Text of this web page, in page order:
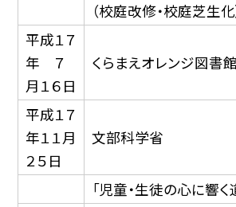
（校庭改修・校庭芝生化
平成１７
年 ７
月１６日
くらまえオレンジ図書
平成１７
年１１月
２５日
文部科学省
「児童・生徒の心に響く